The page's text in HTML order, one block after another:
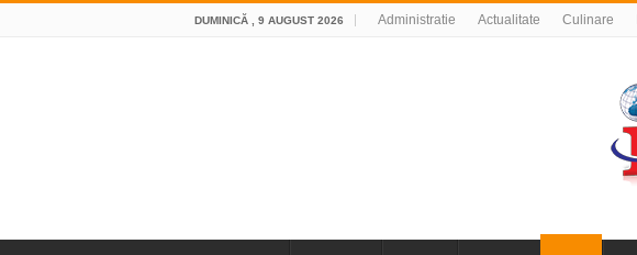
DUMINICĂ , 9 AUGUST 2026 Administratie Actualitate Culinare